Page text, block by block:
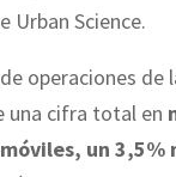
Urban Science.
operaciones de
una cifra total en
un 3,5%